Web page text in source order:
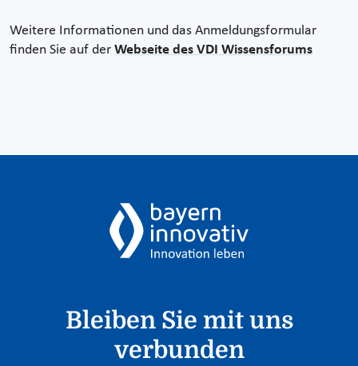
Weitere Informationen und das Anmeldungsformular
finden Sie auf der Webseite des VDI Wissensforums
Bleiben Sie mit uns
verbunden